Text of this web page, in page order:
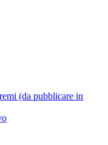
(da pubblicare in